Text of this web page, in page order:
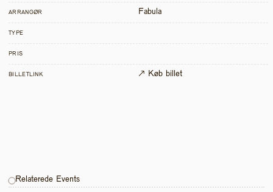
ARRANGØR Fabula
TYPE
PRIS
BILLETLINK ↗ Køb billet
Relaterede Events